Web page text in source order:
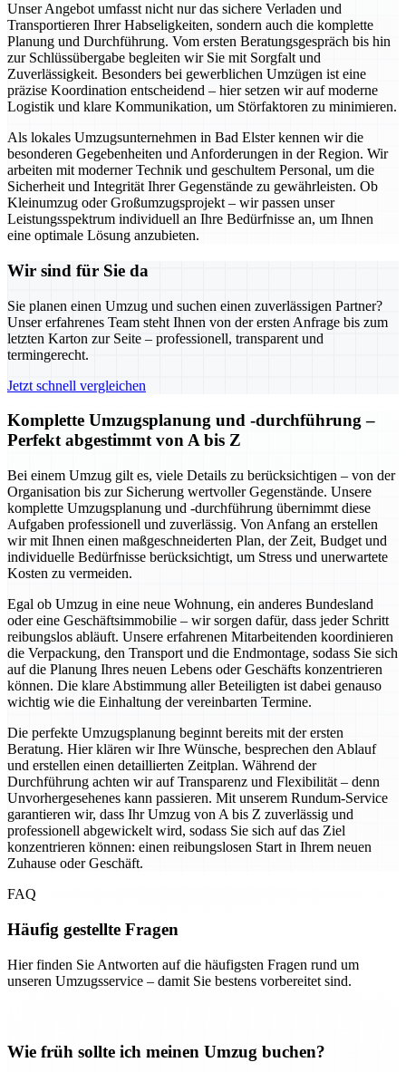
Unser Angebot umfasst nicht nur das sichere Verladen und
Transportieren Ihrer Habseligkeiten, sondern auch die komplette
Planung und Durchführung. Vom ersten Beratungsgespräch bis hin
zur Schlüssübergabe begleiten wir Sie mit Sorgfalt und
Zuverlässigkeit. Besonders bei gewerblichen Umzügen ist eine
präzise Koordination entscheidend – hier setzen wir auf moderne
Logistik und klare Kommunikation, um Störfaktoren zu minimieren.
Als lokales Umzugsunternehmen in Bad Elster kennen wir die
besonderen Gegebenheiten und Anforderungen in der Region. Wir
arbeiten mit moderner Technik und geschultem Personal, um die
Sicherheit und Integrität Ihrer Gegenstände zu gewährleisten. Ob
Kleinumzug oder Großumzugsprojekt – wir passen unser
Leistungsspektrum individuell an Ihre Bedürfnisse an, um Ihnen
eine optimale Lösung anzubieten.
Wir sind für Sie da
Sie planen einen Umzug und suchen einen zuverlässigen Partner?
Unser erfahrenes Team steht Ihnen von der ersten Anfrage bis zum
letzten Karton zur Seite – professionell, transparent und
termingerecht.
Jetzt schnell vergleichen
Komplette Umzugsplanung und -durchführung –
Perfekt abgestimmt von A bis Z
Bei einem Umzug gilt es, viele Details zu berücksichtigen – von der
Organisation bis zur Sicherung wertvoller Gegenstände. Unsere
komplette Umzugsplanung und -durchführung übernimmt diese
Aufgaben professionell und zuverlässig. Von Anfang an erstellen
wir mit Ihnen einen maßgeschneiderten Plan, der Zeit, Budget und
individuelle Bedürfnisse berücksichtigt, um Stress und unerwartete
Kosten zu vermeiden.
Egal ob Umzug in eine neue Wohnung, ein anderes Bundesland
oder eine Geschäftsimmobilie – wir sorgen dafür, dass jeder Schritt
reibungslos abläuft. Unsere erfahrenen Mitarbeitenden koordinieren
die Verpackung, den Transport und die Endmontage, sodass Sie sich
auf die Planung Ihres neuen Lebens oder Geschäfts konzentrieren
können. Die klare Abstimmung aller Beteiligten ist dabei genauso
wichtig wie die Einhaltung der vereinbarten Termine.
Die perfekte Umzugsplanung beginnt bereits mit der ersten
Beratung. Hier klären wir Ihre Wünsche, besprechen den Ablauf
und erstellen einen detaillierten Zeitplan. Während der
Durchführung achten wir auf Transparenz und Flexibilität – denn
Unvorhergesehenes kann passieren. Mit unserem Rundum-Service
garantieren wir, dass Ihr Umzug von A bis Z zuverlässig und
professionell abgewickelt wird, sodass Sie sich auf das Ziel
konzentrieren können: einen reibungslosen Start in Ihrem neuen
Zuhause oder Geschäft.
FAQ
Häufig gestellte Fragen
Hier finden Sie Antworten auf die häufigsten Fragen rund um
unseren Umzugsservice – damit Sie bestens vorbereitet sind.
Wie früh sollte ich meinen Umzug buchen?